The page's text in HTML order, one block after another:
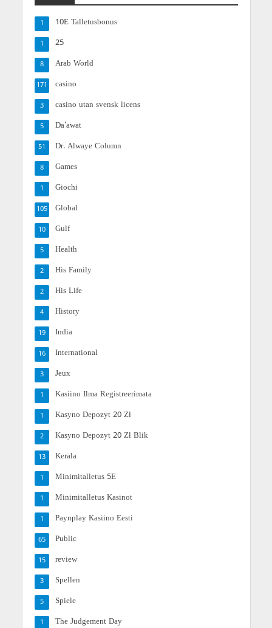
10E Talletusbonus
1
25
1
Arab World
8
casino
171
casino utan svensk licens
3
Da'awat
5
Dr. Alwaye Column
51
Games
8
Giochi
1
Global
105
Gulf
10
Health
5
His Family
2
His Life
2
History
4
India
19
International
16
Jeux
3
Kasiino Ilma Registreerimata
1
Kasyno Depozyt 20 Zł
1
Kasyno Depozyt 20 Zł Blik
2
Kerala
13
Minimitalletus 5E
1
Minimitalletus Kasinot
1
Paynplay Kasiino Eesti
1
Public
65
review
15
Spellen
3
Spiele
5
The Judgement Day
1